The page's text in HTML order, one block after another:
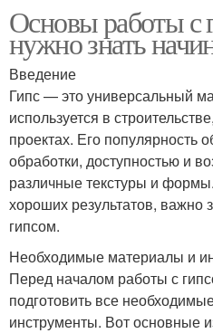
Основы работы с
нужно знать
Введение
Гипс — это универсальный
используется в
проектах. Его популярность
обработки, доступностью и
различные текстуры и
хороших результатов, важно
гипсом.
Необходимые материалы и
Перед началом работы с
подготовить все
инструменты. Вот основные